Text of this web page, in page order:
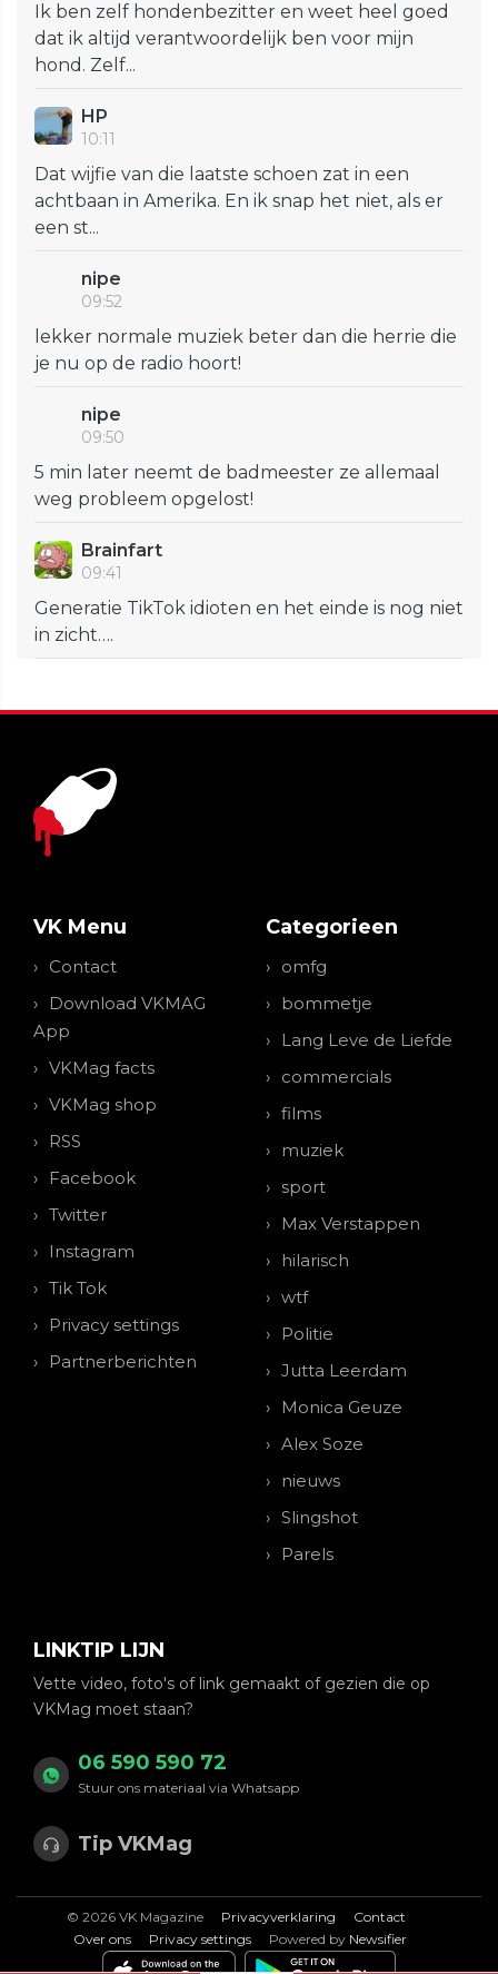
Ik ben zelf hondenbezitter en weet heel goed
dat ik altijd verantwoordelijk ben voor mijn
hond. Zelf...
HP
10:11
Dat wijfie van die laatste schoen zat in een
achtbaan in Amerika. En ik snap het niet, als er
een st...
nipe
09:52
lekker normale muziek beter dan die herrie die
je nu op de radio hoort!
nipe
09:50
5 min later neemt de badmeester ze allemaal
weg probleem opgelost!
Brainfart
09:41
Generatie TikTok idioten en het einde is nog niet
in zicht….
VK Menu
Contact
Download VKMAG
App
VKMag facts
VKMag shop
RSS
Facebook
Twitter
Instagram
Tik Tok
Privacy settings
Partnerberichten
Categorieen
omfg
bommetje
Lang Leve de Liefde
commercials
films
muziek
sport
Max Verstappen
hilarisch
wtf
Politie
Jutta Leerdam
Monica Geuze
Alex Soze
nieuws
Slingshot
Parels
LINKTIP LIJN
Vette video, foto's of link gemaakt of gezien die op
VKMag moet staan?
06 590 590 72
Stuur ons materiaal via Whatsapp
Tip VKMag
© 2026 VK Magazine Privacyverklaring
Contact
Over ons
Privacy settings Powered by Newsifier